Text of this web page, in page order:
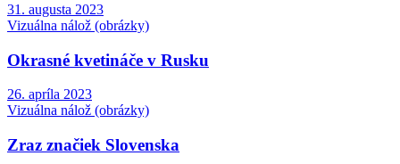
31. augusta 2023
Vizuálna nálož (obrázky)
Okrasné kvetináče v Rusku
26. apríla 2023
Vizuálna nálož (obrázky)
Zraz značiek Slovenska